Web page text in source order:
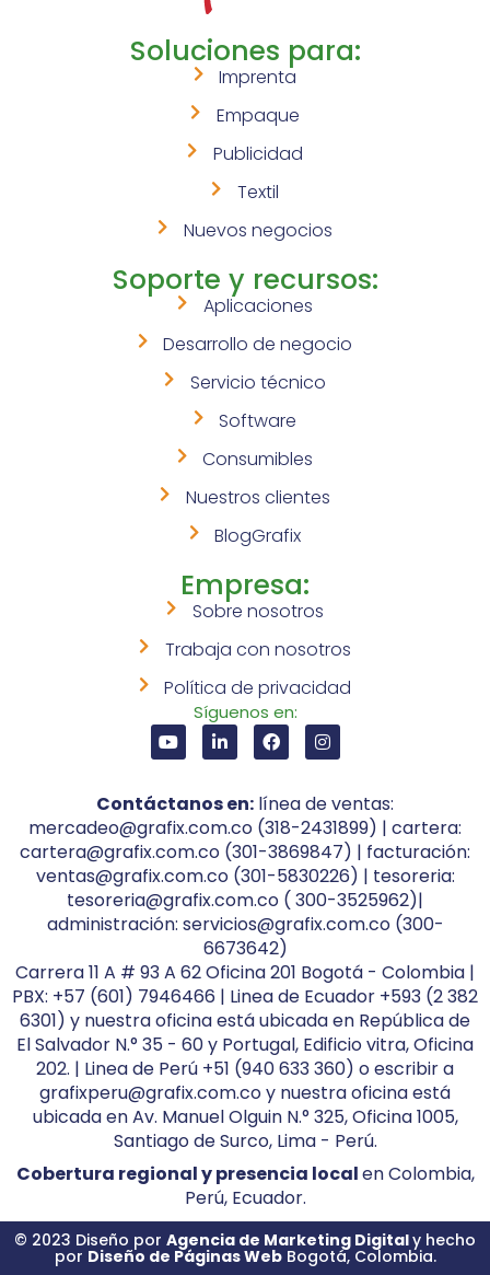
Soluciones para:
Imprenta
Empaque
Publicidad
Textil
Nuevos negocios
Soporte y recursos:
Aplicaciones
Desarrollo de negocio
Servicio técnico
Software
Consumibles
Nuestros clientes
BlogGrafix
Empresa:
Sobre nosotros
Trabaja con nosotros
Política de privacidad
Síguenos en:
Contáctanos en: línea de ventas:
mercadeo@grafix.com.co (318-2431899) | cartera:
cartera@grafix.com.co (301-3869847) | facturación:
ventas@grafix.com.co (301-5830226) | tesoreria:
tesoreria@grafix.com.co ( 300-3525962)|
administración: servicios@grafix.com.co (300-
6673642)
Carrera 11 A # 93 A 62 Oficina 201 Bogotá - Colombia |
PBX: +57 (601) 7946466 | Linea de Ecuador +593 (2 382
6301) y nuestra oficina está ubicada en República de
El Salvador N.° 35 - 60 y Portugal, Edificio vitra, Oficina
202. | Linea de Perú +51 (940 633 360) o escribir a
grafixperu@grafix.com.co y nuestra oficina está
ubicada en Av. Manuel Olguin N.° 325, Oficina 1005,
Santiago de Surco, Lima - Perú.
Cobertura regional y presencia localen Colombia,
Perú, Ecuador.
© 2023 Diseño por Agencia de Marketing Digitaly hecho
por Diseño de Páginas WebBogotá, Colombia.